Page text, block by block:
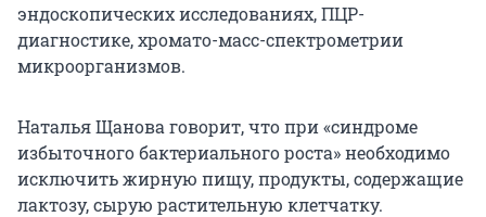
эндоскопических исследованиях, ПЦР-
диагностике, хромато-масс-спектрометрии
микроорганизмов.
Наталья Щанова говорит, что при «синдроме
избыточного бактериального роста» необходимо
исключить жирную пищу, продукты, содержащие
лактозу, сырую растительную клетчатку.